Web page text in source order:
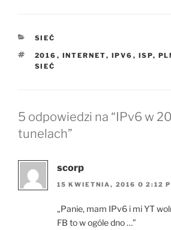
KATEGORIE
SIEĆ
TAGI
2016 , INTERNET, IPV6 , ISP,
SIEĆ
5 odpowiedzi na “IPv6 w
tunelach”
scorp
15 KWIETNIA, 2016 O 2:12
„Panie, mam IPv6 i mi YT
FB to w ogóle dno …”